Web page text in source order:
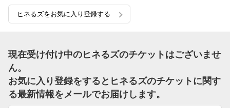
ヒネるズをお気に入り登録する
現在受け付け中のヒネるズのチケットはございませ
ん。
お気に入り登録をするとヒネるズのチケットに関す
る最新情報をメールでお届けします。